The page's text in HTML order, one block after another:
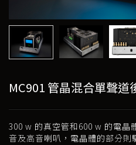
MC901 管晶混合單聲
300 w 的真空管和600 w 的電晶
音及高音喇叭，電晶體的部分則